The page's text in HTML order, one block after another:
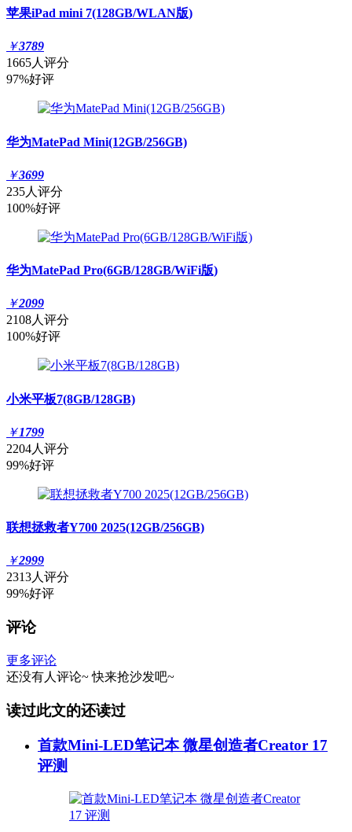
苹果iPad mini 7(128GB/WLAN版)
￥3789
1665人评分
97%好评
华为MatePad Mini(12GB/256GB)
￥3699
235人评分
100%好评
华为MatePad Pro(6GB/128GB/WiFi版)
￥2099
2108人评分
100%好评
小米平板7(8GB/128GB)
￥1799
2204人评分
99%好评
联想拯救者Y700 2025(12GB/256GB)
￥2999
2313人评分
99%好评
评论
更多评论
还没有人评论~ 快来抢沙发吧~
读过此文的还读过
首款Mini-LED笔记本 微星创造者Creator 17
评测